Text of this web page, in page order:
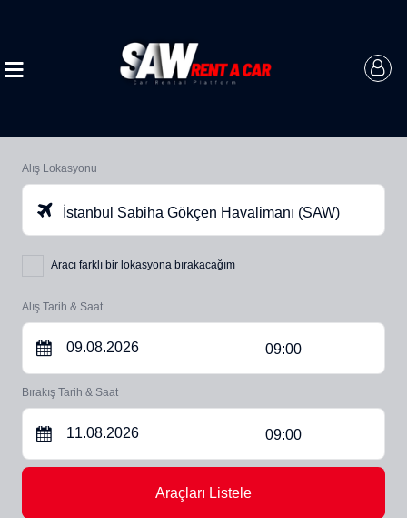
Alış Lokasyonu
İstanbul Sabiha Gökçen Havalimanı (SAW)
Aracı farklı bir lokasyona bırakacağım
Alış Tarih & Saat
09:00
Bırakış Tarih & Saat
09:00
Araçları Listele